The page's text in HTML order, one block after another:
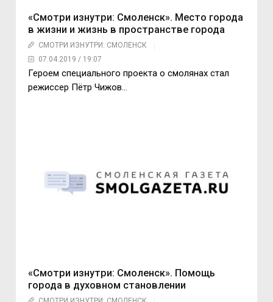
«Смотри изнутри: Смоленск». Место города
в жизни и жизнь в пространстве города
СМОТРИ ИЗНУТРИ: СМОЛЕНСК
07.04.2019 / 19:07
Героем специального проекта о смолянах стал
режиссер Пётр Чижов…
«Смотри изнутри: Смоленск». Помощь
города в духовном становлении